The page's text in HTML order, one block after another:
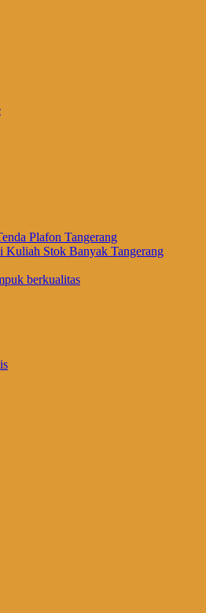
Plafon Tangerang
Kuliah Stok Banyak Tangerang
berkualitas